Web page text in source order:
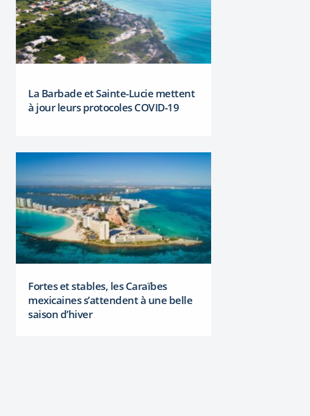
La Barbade et Sainte-Lucie mettent
à jour leurs protocoles COVID-19
Fortes et stables, les Caraïbes
mexicaines s’attendent à une belle
saison d’hiver